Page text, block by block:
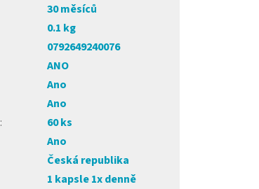
30 měsíců
0.1 kg
0792649240076
ANO
Ano
Ano
:
60 ks
Ano
Česká republika
1 kapsle 1x denně